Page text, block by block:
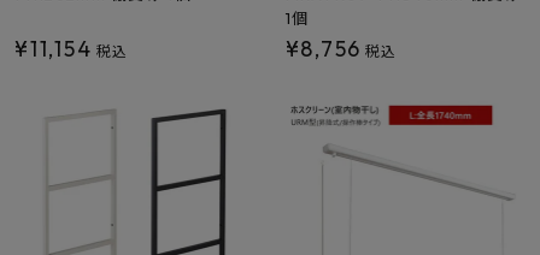
¥11,154 税込
1個
¥8,756 税込